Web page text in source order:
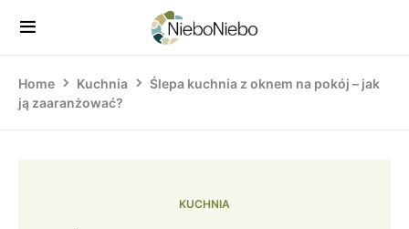
Home Kuchnia
Ślepa kuchnia z oknem na pokój – jak
ją zaaranżować?
KUCHNIA